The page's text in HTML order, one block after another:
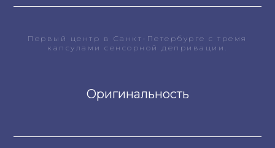
Первый центр в Санкт-Петербурге с тремя
капсулами сенсорной депривации.
Оригинальность